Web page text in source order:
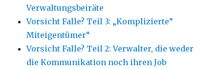
Verwaltungsbeiräte
Vorsicht Falle? Teil 3: „Komplizierte“
Miteigentümer“
Vorsicht Falle? Teil 2: Verwalter, die weder
die Kommunikation noch ihren Job